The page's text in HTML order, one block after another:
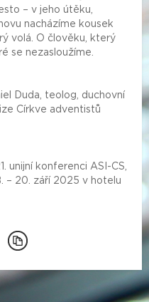
– v jeho útěku,
nacházíme kousek
volá. O člověku, který
se nezasloužíme.
Duda, teolog, duchovní
Církve adventistů
unijní konferenci ASI-CS,
– 20. září 2025 v hotelu